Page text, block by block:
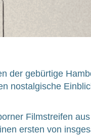
der gebür­ti­ge
nost­al­gi­sche
Film­strei­fen
ers­ten von